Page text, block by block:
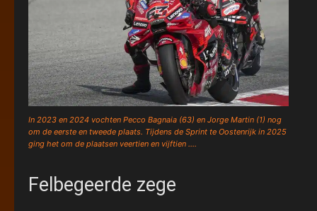
In 2023 en 2024 vochten Pecco Bagnaia (63) en Jorge Martin (1) nog
om de eerste en tweede plaats. Tijdens de Sprint te Oostenrijk in 2025
ging het om de plaatsen veertien en vijftien ….
Felbegeerde zege